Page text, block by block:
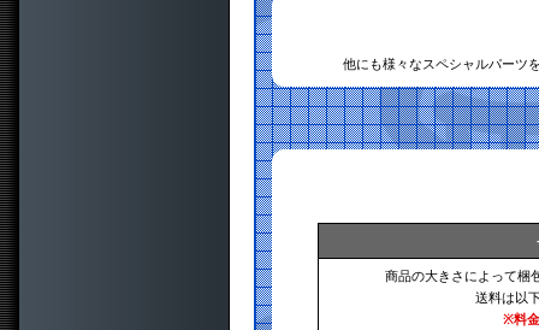
他にも様々なスペシャルパーツ
商品の大きさによって梱
送料は以
※料